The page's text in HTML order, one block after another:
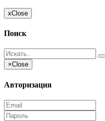
xClose
Поиск
×Close
Авторизация